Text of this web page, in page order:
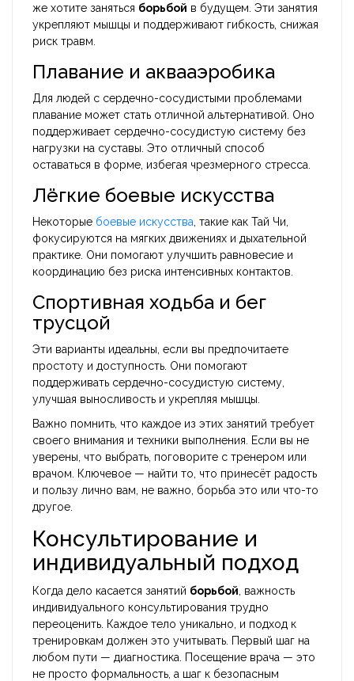
же хотите заняться борьбой в будущем. Эти занятия
укрепляют мышцы и поддерживают гибкость, снижая
риск травм.
Плавание и аквааэробика
Для людей с сердечно-сосудистыми проблемами
плавание может стать отличной альтернативой. Оно
поддерживает сердечно-сосудистую систему без
нагрузки на суставы. Это отличный способ
оставаться в форме, избегая чрезмерного стресса.
Лёгкие боевые искусства
Некоторые боевые искусства , такие как Тай Чи,
фокусируются на мягких движениях и дыхательной
практике. Они помогают улучшить равновесие и
координацию без риска интенсивных контактов.
Спортивная ходьба и бег
трусцой
Эти варианты идеальны, если вы предпочитаете
простоту и доступность. Они помогают
поддерживать сердечно-сосудистую систему,
улучшая выносливость и укрепляя мышцы.
Важно помнить, что каждое из этих занятий требует
своего внимания и техники выполнения. Если вы не
уверены, что выбрать, поговорите с тренером или
врачом. Ключевое — найти то, что принесёт радость
и пользу лично вам, не важно, борьба это или что-то
другое.
Консультирование и
индивидуальный подход
Когда дело касается занятий борьбой , важность
индивидуального консультирования трудно
переоценить. Каждое тело уникально, и подход к
тренировкам должен это учитывать. Первый шаг на
любом пути — диагностика. Посещение врача — это
не просто формальность, а шаг к безопасным